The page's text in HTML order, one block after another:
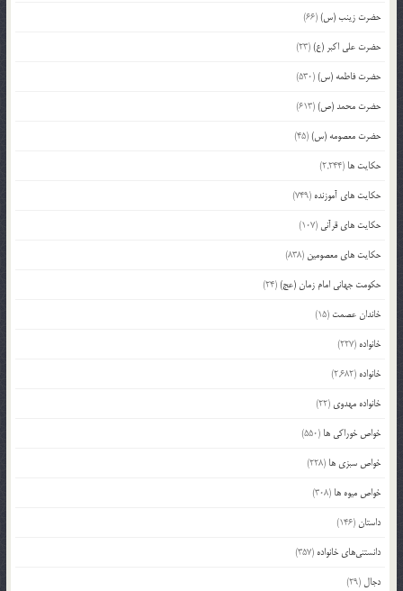
حضرت زینب (س)(66)
حضرت علی اکبر (ع)(23)
حضرت فاطمه (س)(530)
حضرت محمد (ص)(613)
حضرت معصومه (س)(45)
حکایت ها (2,244)
حکایت های آموزنده (749)
حکایت های قرآنی (107)
حکایت های معصومین (838)
حکومت جهانی امام زمان (عج)(24)
خاندان عصمت (15)
خانواده (227)
خانواده (2,682)
خانواده مهدوی (22)
خواص خوراکی ها (550)
خواص سبزی ها (228)
خواص میوه ها (308)
داستان(146)
دانستنی‌های خانواده (357)
دجال (29)